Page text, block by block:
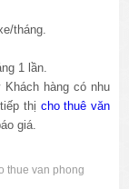
tháng.
1 lần.
hàng có nhu
thị cho thuê văn
giá.
thue van phong